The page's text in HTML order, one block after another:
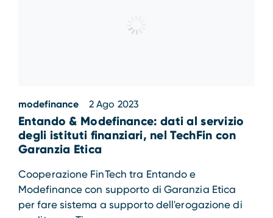
modefinance 2 Ago 2023
Entando & Modefinance: dati al servizio
degli istituti finanziari, nel TechFin con
Garanzia Etica
Cooperazione FinTech tra Entando e
Modefinance con supporto di Garanzia Etica
per fare sistema a supporto dell'erogazione di